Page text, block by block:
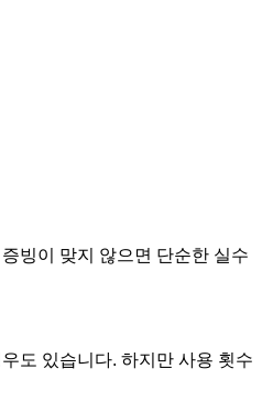
빙이 맞지 않으면 단순한 실수
도 있습니다. 하지만 사용 횟수